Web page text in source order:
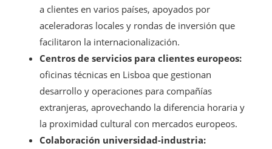
a clientes en varios países, apoyados por
aceleradoras locales y rondas de inversión que
facilitaron la internacionalización.
Centros de servicios para clientes europeos:
oficinas técnicas en Lisboa que gestionan
desarrollo y operaciones para compañías
extranjeras, aprovechando la diferencia horaria y
la proximidad cultural con mercados europeos.
Colaboración universidad-industria: